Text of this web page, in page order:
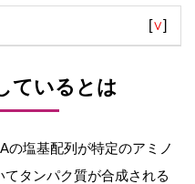
[∨]
ているとは
の塩基配列が特定のアミノ
タンパク質が合成される